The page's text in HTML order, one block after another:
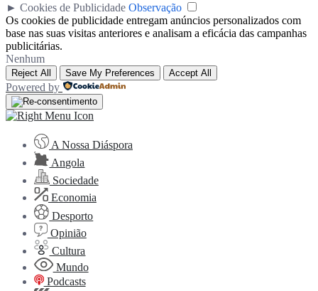
► Cookies de Publicidade Observação
Os cookies de publicidade entregam anúncios personalizados com
base nas suas visitas anteriores e analisam a eficácia das campanhas
publicitárias.
Nenhum
Reject All Save My Preferences Accept All
Powered by
A Nossa Diáspora
Angola
Sociedade
Economia
Desporto
Opinião
Cultura
Mundo
Podcasts